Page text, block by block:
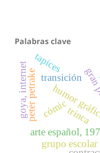
Palabras clave
arte español,
cómic
humor
transición
trinca
peter petrake
grupo
goya, internet tapices